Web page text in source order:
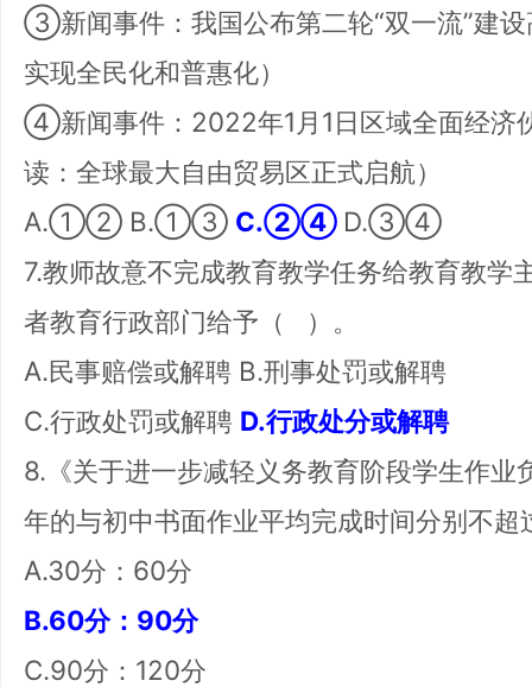
③新闻事件：我国公布第二轮“双一流”建
实现全民化和普惠化）
④新闻事件：2022年1月1日区域全面经济
读：全球最大自由贸易区正式启航）
A.①② B.①③ C.②④ D.③④
7.教师故意不完成教育教学任务给教育教
者教育行政部门给予（ ）。
A.民事赔偿或解聘 B.刑事处罚或解聘
C.行政处罚或解聘 D.行政处分或解聘
8.《关于进一步减轻义务教育阶段学生作
年的与初中书面作业平均完成时间分别不
A.30分：60分
B.60分：90分
C.90分：120分